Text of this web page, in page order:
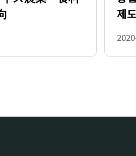
diets 70
food expenditures 71
72
제